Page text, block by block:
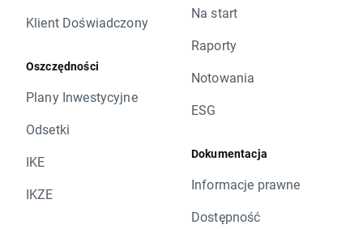
Klient Doświadczony
Oszczędności
Plany Inwestycyjne
Odsetki
IKE
IKZE
Na start
Raporty
Notowania
ESG
Dokumentacja
Informacje prawne
Dostępność